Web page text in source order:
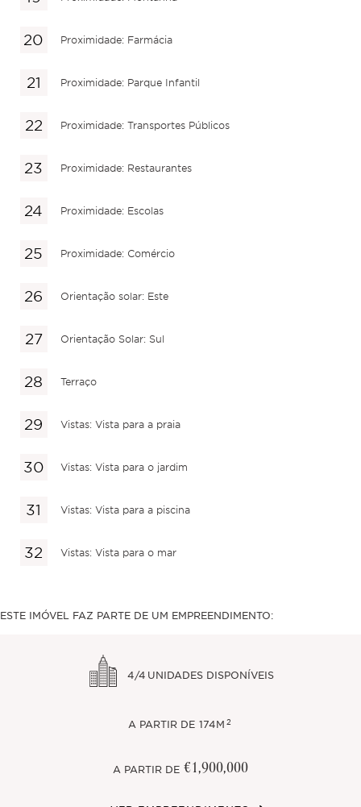
Proximidade: Farmácia
Proximidade: Parque Infantil
Proximidade: Transportes Públicos
Proximidade: Restaurantes
Proximidade: Escolas
Proximidade: Comércio
Orientação solar: Este
Orientação Solar: Sul
Terraço
Vistas: Vista para a praia
Vistas: Vista para o jardim
Vistas: Vista para a piscina
Vistas: Vista para o mar
ESTE IMÓVEL FAZ PARTE DE UM EMPREENDIMENTO:
4/4 UNIDADES DISPONÍVEIS
A PARTIR DE 174M2
A PARTIR DE €1,900,000